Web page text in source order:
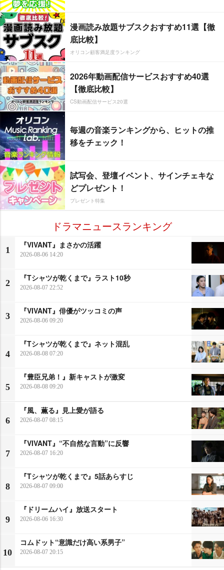
漫画読み放題サブスクおすすめ11選【徹
底比較】
オリコン顧客満足度ランキング
2026年動画配信サービスおすすめ40選
【徹底比較】
CS動画配信サービス20選
毎週の音楽ランキングから、ヒットの推
移をチェック！
試写会、登壇イベント、サインチェキな
どプレゼント！
プレゼント特集
ドラマニュースランキング
1
『VIVANT』まさかの活躍
2026-08-06 14:20
2
『Tシャツが乾くまで』ラスト10秒
2026-08-07 22:52
3
『VIVANT』俳優がツッコミの声
2026-08-06 09:20
4
『Tシャツが乾くまで』ネット混乱
2026-08-08 07:20
5
『豊臣兄弟！』新キャストが激変
2026-08-08 09:20
6
『風、薫る』見上愛が語る
2026-08-07 08:15
7
『VIVANT』“不自然な言動”に反響
2026-08-07 16:20
8
『Tシャツが乾くまで』5話あらすじ
2026-08-07 09:00
9
『ドリームハイ』放送スタート
2026-08-06 16:30
10
コムドット“意識だけ高い系男子”
2026-08-07 20:15